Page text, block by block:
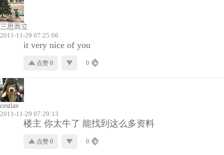
三思而立
2011-11-29 07:25:06
it very nice of you
点赞 0 0
cestlav
2011-11-29 07:29:13
楼主 你太牛了 能找到这么多资料
点赞 0 0